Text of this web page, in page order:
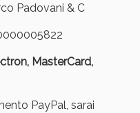
Padovani & C
MasterCard,
PayPal, sarai